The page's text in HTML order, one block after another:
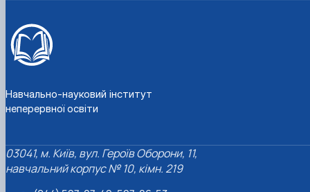
Навчально-науковий інститут
неперервної освіти
03041, м. Київ, вул. Героїв Оборони, 11,
навчальний корпус № 10, кімн. 219